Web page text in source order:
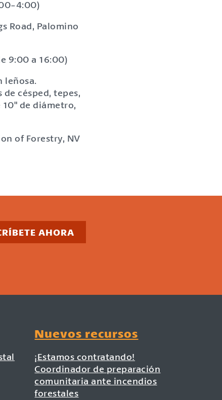
4:00)
Road, Palomino
9:00 a 16:00)
leñosa.
de césped, tepes,
de diámetro,
of Forestry, NV
AHORA
Nuevos recursos
¡Estamos contratando!
Coordinador de preparación
comunitaria ante incendios
forestales